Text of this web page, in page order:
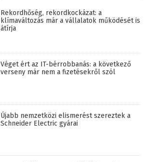
Rekordhőség, rekordkockázat: a
klímaváltozás már a vállalatok működését is
átírja
Véget ért az IT-bérrobbanás: a következő
verseny már nem a fizetésekről szól
Újabb nemzetközi elismerést szereztek a
Schneider Electric gyárai